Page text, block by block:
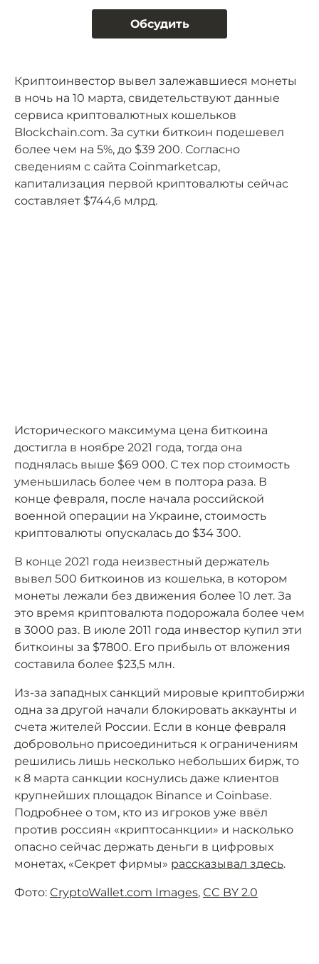
Обсудить
Криптоинвестор вывел залежавшиеся монеты
в ночь на 10 марта, свидетельствуют данные
сервиса криптовалютных кошельков
Blockchain.com. За сутки биткоин подешевел
более чем на 5%, до $39 200. Согласно
сведениям с сайта Coinmarketcap,
капитализация первой криптовалюты сейчас
составляет $744,6 млрд.
Исторического максимума цена биткоина
достигла в ноябре 2021 года, тогда она
поднялась выше $69 000. С тех пор стоимость
уменьшилась более чем в полтора раза. В
конце февраля, после начала российской
военной операции на Украине, стоимость
криптовалюты опускалась до $34 300.
В конце 2021 года неизвестный держатель
вывел 500 биткоинов из кошелька, в котором
монеты лежали без движения более 10 лет. За
это время криптовалюта подорожала более чем
в 3000 раз. В июле 2011 года инвестор купил эти
биткоины за $7800. Его прибыль от вложения
составила более $23,5 млн.
Из-за западных санкций мировые криптобиржи
одна за другой начали блокировать аккаунты и
счета жителей России. Если в конце февраля
добровольно присоединиться к ограничениям
решились лишь несколько небольших бирж, то
к 8 марта санкции коснулись даже клиентов
крупнейших площадок Binance и Coinbase.
Подробнее о том, кто из игроков уже ввёл
против россиян «криптосанкции» и насколько
опасно сейчас держать деньги в цифровых
монетах, «Секрет фирмы» рассказывал здесь.
Фото: CryptoWallet.com Images, CC BY 2.0